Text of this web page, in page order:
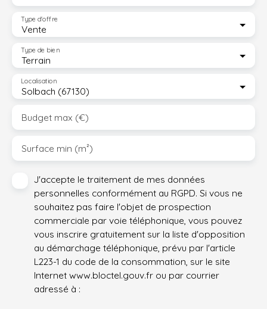
Vente
Type d'offre
Terrain
Type de bien
Solbach (67130)
Localisation
Budget max (€)
Surface min (m²)
J'accepte le traitement de mes données
personnelles conformément au RGPD. Si vous ne
souhaitez pas faire l'objet de prospection
commerciale par voie téléphonique, vous pouvez
vous inscrire gratuitement sur la liste d'opposition
au démarchage téléphonique, prévu par l'article
L223-1 du code de la consommation, sur le site
Internet www.bloctel.gouv.fr ou par courrier
adressé à :